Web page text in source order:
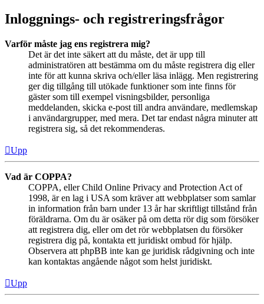
Inloggnings- och registreringsfrågor
Varför måste jag ens registrera mig?
Det är det inte säkert att du måste, det är upp till
administratören att bestämma om du måste registrera dig eller
inte för att kunna skriva och/eller läsa inlägg. Men registrering
ger dig tillgång till utökade funktioner som inte finns för
gäster som till exempel visningsbilder, personliga
meddelanden, skicka e-post till andra användare, medlemskap
i användargrupper, med mera. Det tar endast några minuter att
registrera sig, så det rekommenderas.
Upp
Vad är COPPA?
COPPA, eller Child Online Privacy and Protection Act of
1998, är en lag i USA som kräver att webbplatser som samlar
in information från barn under 13 år har skriftligt tillstånd från
föräldrarna. Om du är osäker på om detta rör dig som försöker
att registrera dig, eller om det rör webbplatsen du försöker
registrera dig på, kontakta ett juridiskt ombud för hjälp.
Observera att phpBB inte kan ge juridisk rådgivning och inte
kan kontaktas angående något som helst juridiskt.
Upp